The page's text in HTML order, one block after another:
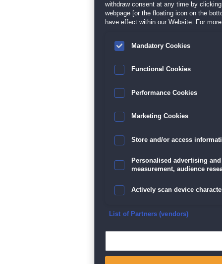
Datenschutz| AGB|Impressum
withdraw consent at any time by
webpage [or the floating icon on the
have effect within our Website. For
Mandatory Cookies
Functional Cookies
Performance Cookies
Marketing Cookies
Store and/or access
Personalised advertising
measurement, audience
Actively scan device
Ensure security, prevent
List of Partners (vendors)